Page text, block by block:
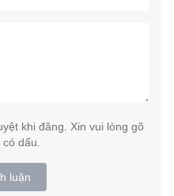
khi đăng. Xin vui lòng gõ
dấu.
luận